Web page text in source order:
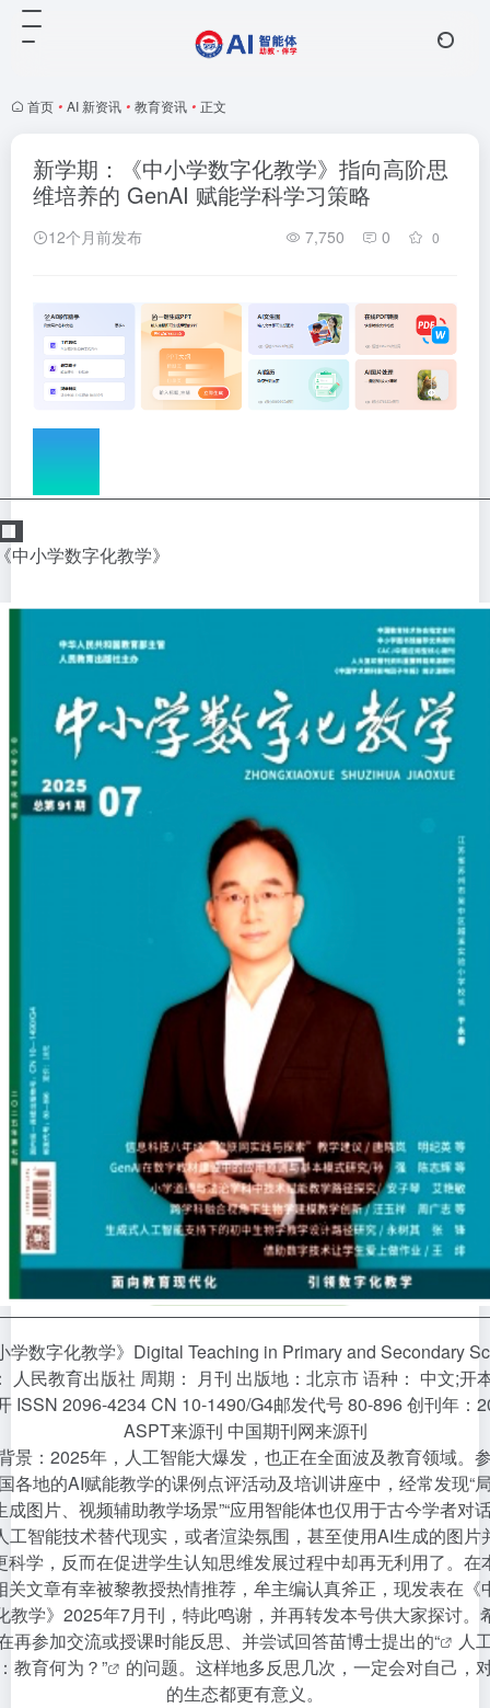
首页 • AI 新资讯 • 教育资讯 • 正文
新学期：《中小学数字化教学》指向高阶思
维培养的 GenAI 赋能学科学习策略
12个月前发布 7,750 0 0
中小学数字化教学》
学数字化教学》Digital Teaching in Primary and Secondary
人民教育出版社 周期： 月刊 出版地：北京市 语种： 中文;开
ISSN 2096-4234 CN 10-1490/G4邮发代号 80-896 创刊年：
ASPT来源刊 中国期刊网来源刊
景：2025年，人工智能大爆发，也正在全面波及教育领域。
各地的AI赋能教学的课例点评活动及培训讲座中，经常发现“
成图片、视频辅助教学场景”“应用智能体也仅用于古今学者对
工智能技术替代现实，或者渲染氛围，甚至使用AI生成的图片
科学，反而在促进学生认知思维发展过程中却再无利用了。在
关文章有幸被黎教授热情推荐，牟主编认真斧正，现发表在《
教学》2025年7月刊，特此鸣谢，并再转发本号供大家探讨。
再参加交流或授课时能反思、并尝试回答苗博士提出的“
人
教育何为？”
的问题。这样地多反思几次，一定会对自己，
的生态都更有意义。